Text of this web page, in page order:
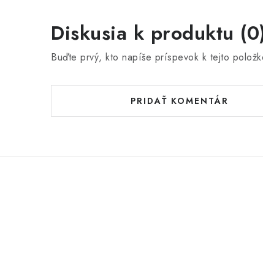
Diskusia k produktu
Buďte prvý, kto napíše príspevok k tejto
PRIDAŤ KOMENTÁR